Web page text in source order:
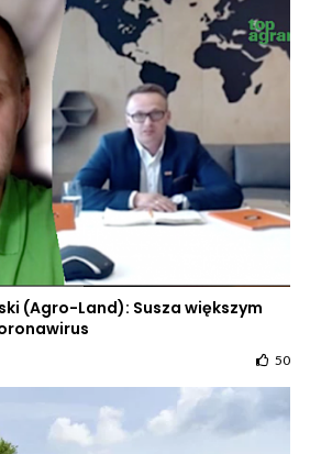
(Agro-Land): Susza większym
50